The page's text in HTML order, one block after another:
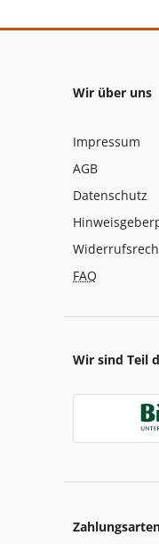
Wir über uns
Impressum
AGB
Datenschutz
FAQ
Wir sind Teil